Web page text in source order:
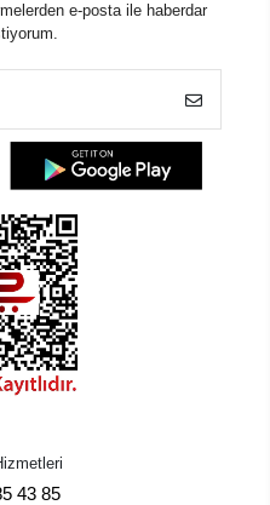
e-posta ile haberdar
43 85